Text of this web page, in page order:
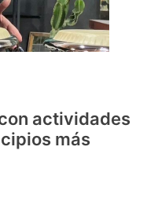
actividades
más